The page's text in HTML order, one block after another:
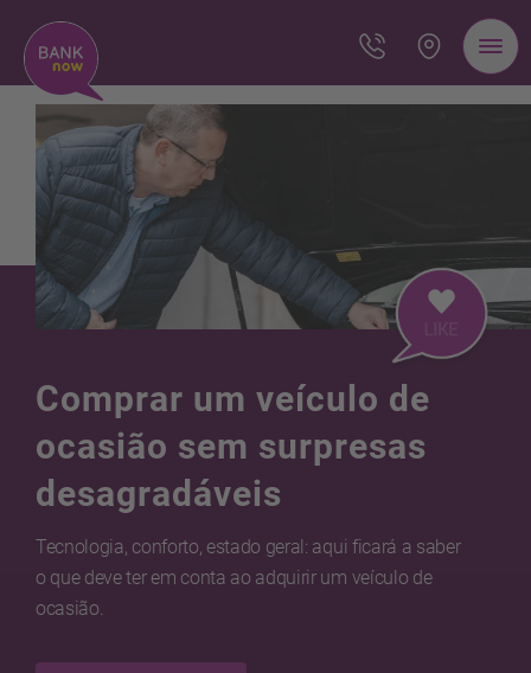
Comprar um veículo de
ocasião sem surpresas
desagradáveis
Tecnologia, conforto, estado geral: aqui ficará a saber
o que deve ter em conta ao adquirir um veículo de
ocasião.